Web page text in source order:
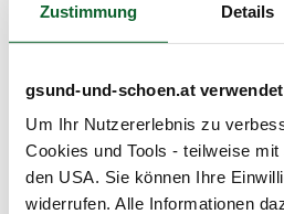
Zustimmung Details
gsund-und-schoen.at
Um Ihr Nutzererlebnis zu
Cookies und Tools - teilweise
den USA. Sie können Ihre
widerrufen. Alle Informationen
Haushalt - Naturtextilien